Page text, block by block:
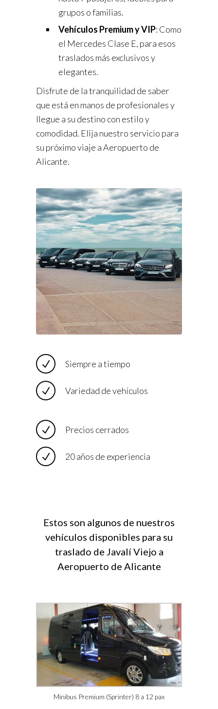
grupos o familias.
Vehículos Premium y VIP: Como
el Mercedes Clase E, para esos
traslados más exclusivos y
elegantes.
Disfrute de la tranquilidad de saber
que está en manos de profesionales y
llegue a su destino con estilo y
comodidad. Elija nuestro servicio para
su próximo viaje a Aeropuerto de
Alicante.
Siempre a tiempo
Variedad de vehículos
Precios cerrados
20 años de experiencia
Estos son algunos de nuestros
vehículos disponibles para su
traslado de Javalí Viejo a
Aeropuerto de Alicante
Minibus Premium (Sprinter) 8 a 12 pax